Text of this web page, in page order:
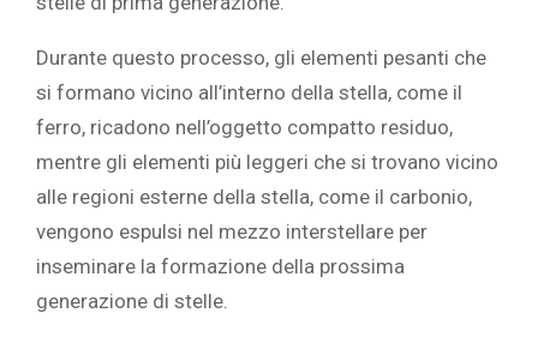
Durante questo processo, gli elementi pesanti che
si formano vicino all’interno della stella, come il
ferro, ricadono nell’oggetto compatto residuo,
mentre gli elementi più leggeri che si trovano vicino
alle regioni esterne della stella, come il carbonio,
vengono espulsi nel mezzo interstellare per
inseminare la formazione della prossima
generazione di stelle.